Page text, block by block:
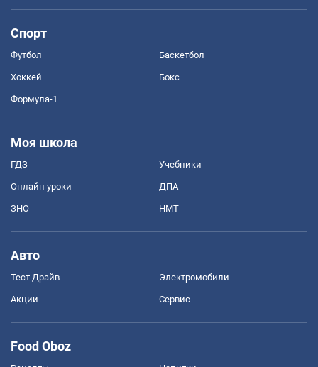
Спорт
Футбол Баскетбол
Хоккей Бокс
Формула-1
Моя школа
ГДЗ Учебники
Онлайн уроки ДПА
ЗНО НМТ
Авто
Тест Драйв Электромобили
Акции Сервис
Food Oboz